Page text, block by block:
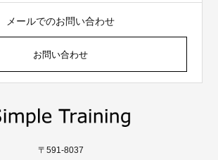
メールでのお問い合わせ
お問い合わせ
〒591-8037